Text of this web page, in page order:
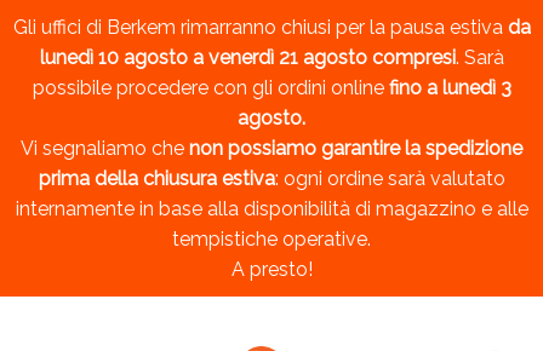
Gli uffici di Berkem rimarranno chiusi per la pausa estiva da
lunedì 10 agosto a venerdì 21 agosto compresi. Sarà
possibile procedere con gli ordini online fino a lunedì 3
agosto.
Vi segnaliamo che non possiamo garantire la spedizione
prima della chiusura estiva: ogni ordine sarà valutato
internamente in base alla disponibilità di magazzino e alle
tempistiche operative.
A presto!